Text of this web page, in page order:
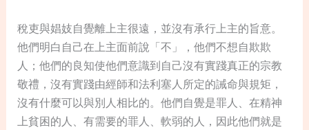
稅吏與娼妓自覺離上主很遠，並沒有承行上主的旨意。
他們明白自己在上主面前說「不」，他們不想自欺欺
人；他們的良知使他們意識到自己沒有實踐真正的宗教
敬禮，沒有實踐由經師和法利塞人所定的誡命與規矩，
沒有什麼可以與別人相比的。他們自覺是罪人、在精神
上貧困的人、有需要的罪人、軟弱的人，因此他們就是